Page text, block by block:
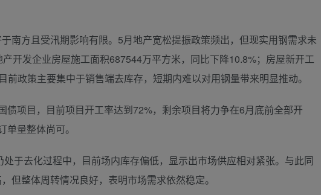
方且受汛期影响有限。5月地产宽松提振政策频出，但现实用钢需求未
开发企业房屋施工面积687544万平方米，同比下降10.8%；房屋新开工
政策主要集中于销售端去库存，短期内难以对用钢量带来明显推动。
项目，目前项目开工率达到72%，剩余项目将力争在6月底前全部开
量整体尚可。
于去化过程中，目前场内库存偏低，显示出市场供应相对紧张。与此同
但整体周转情况良好，表明市场需求依然稳定。